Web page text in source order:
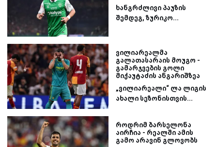
ხანგრძლივი პაუზის
შემდეგ, ზურიკო...
ვილიარეალმა
გალათასარაის მოუგო -
გამარჯვების გოლი
მიქაუტაძის ანგარიშზეა
„ვილიარეალი“ ლა ლიგის
ახალი სეზონისთვის...
როდრიმ ბარსელონა
აირჩია - რეალში ამის
გამო არავინ გლოვობს